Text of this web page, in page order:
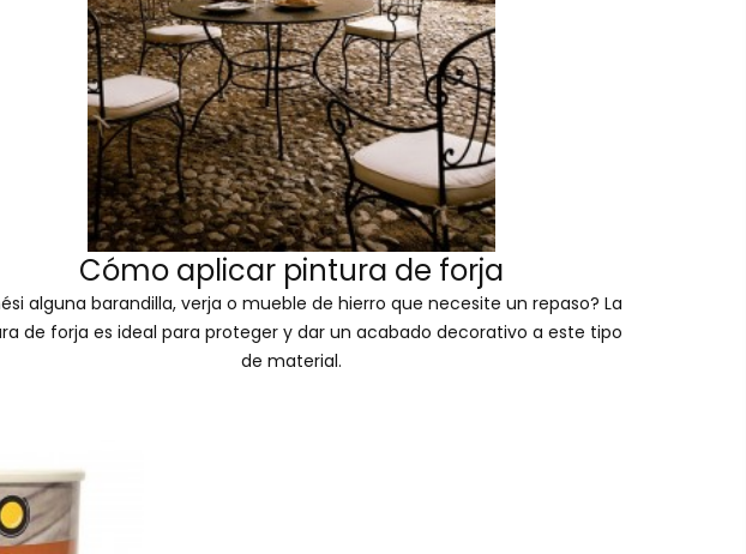
Cómo aplicar pintura de forja
alguna barandilla, verja o mueble de hierro que necesite un repaso? La
de forja es ideal para proteger y dar un acabado decorativo a este tipo
de material.